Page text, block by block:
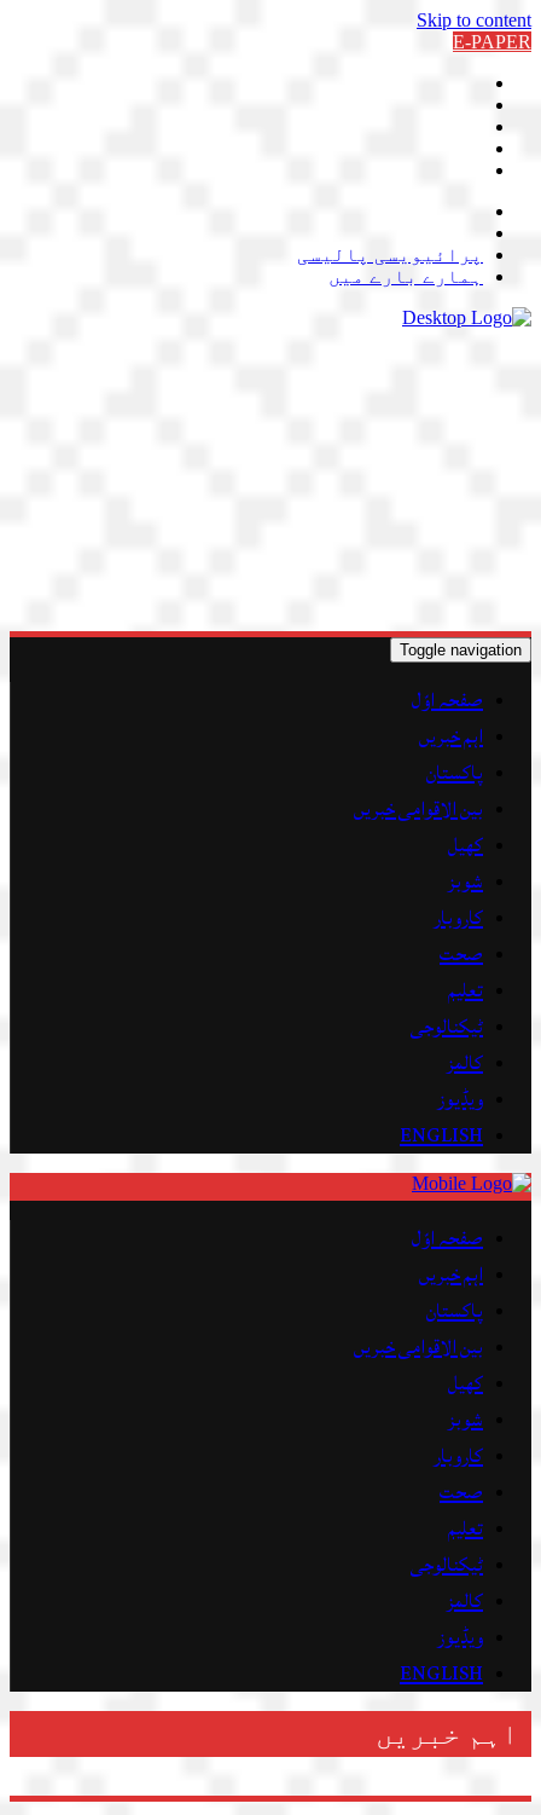
Skip to content
E-PAPER
پرائیویسی پالیسی
ہمارے بارے میں
Toggle navigation
صفحہ اوّل
اہم خبریں
پاکستان
بین الاقوامی خبریں
کھیل
شوبز
کاروبار
صحت
تعلیم
ٹیکنالوجی
کالمز
ویڈیوز
ENGLISH
صفحہ اوّل
اہم خبریں
پاکستان
بین الاقوامی خبریں
کھیل
شوبز
کاروبار
صحت
تعلیم
ٹیکنالوجی
کالمز
ویڈیوز
ENGLISH
اہم خبریں